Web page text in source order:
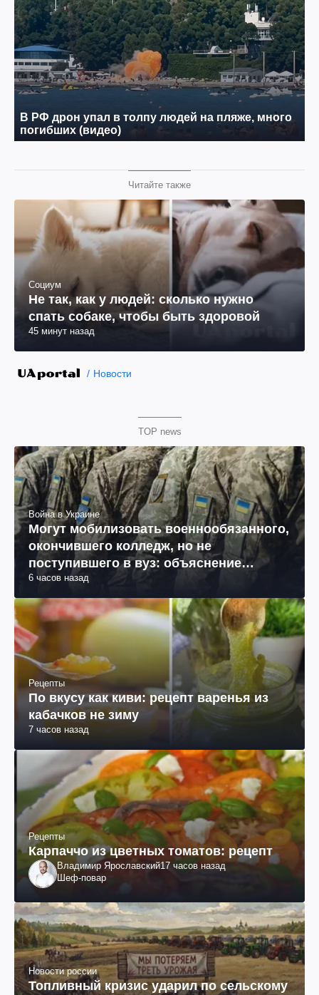
Читайте также
Социум
Не так, как у людей: сколько нужно
спать собаке, чтобы быть здоровой
45 минут назад
Новости
TOP news
Война в Украине
Могут мобилизовать военнообязанного,
окончившего колледж, но не
поступившего в вуз: объяснение
юриста
6 часов назад
Рецепты
По вкусу как киви: рецепт варенья из
кабачков не зиму
7 часов назад
Рецепты
Карпаччо из цветных томатов: рецепт
Владимир Ярославский17 часов назад
Шеф-повар
Новости россии
Топливный кризис ударил по сельскому